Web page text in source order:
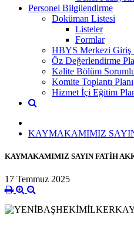
Personel Bilgilendirme
Doküman Listesi
Listeler
Formlar
HBYS Merkezi Giriş
Öz Değerlendirme
Kalite Bölüm
Komite Toplantı Planı
Hizmet İçi Eğitim
KAYMAKAMIMIZ
KAYMAKAMIMIZ SAYIN FATİH
17 Temmuz 2025